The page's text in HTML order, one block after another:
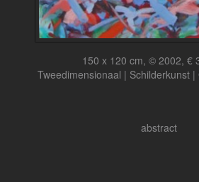
150 x 120 cm, © 2002, €
Tweedimensionaal | Schilderkunst
abstract